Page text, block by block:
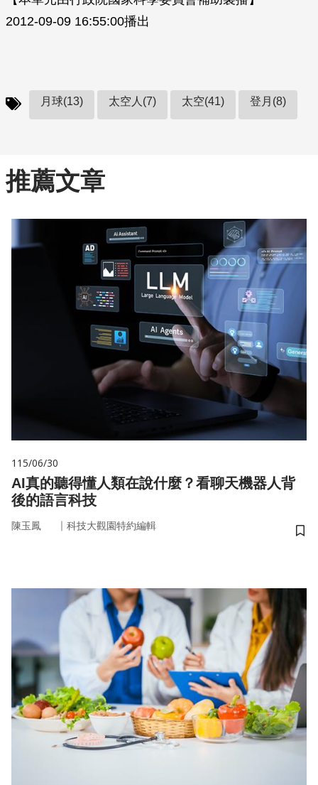
2012-09-09 16:55:00播出
月球(13) 太空人(7) 太空(41) 登月(8)
推薦文章
115/06/30
AI真的聽得懂人類在說什麼？看聊天機器人背
後的語言科技
陳玉鳳 ｜ 科技大觀園特約編輯
儲